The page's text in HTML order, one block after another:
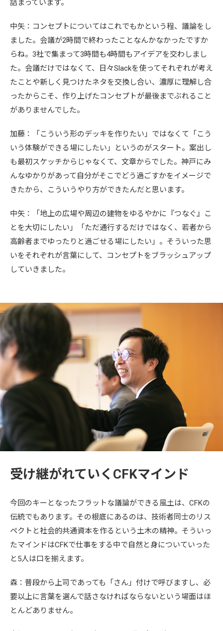
詰まっています。
中矢：コンセプトについてはこれでもかという程、議論をし
ました。会議が2時間で終わったことなんかなかったですか
らね。3社で集まって3時間も4時間もアイデアを交わしまし
た。会議だけではなくて、日々Slackを使ってそれぞれが考え
たことや新しく見つけたネタを交換し合い、濃厚に理解し合
ったからこそ、作り上げたコンセプトが最後までぶれること
がありませんでした。
加藤：「こういう形のデッキを作りたい」ではなくて「こう
いう体験ができる場にしたい」というのがスタート。案出し
も最初スケッチからじゃなくて、文章からでした。神戸にみ
んなゆかりがあって自分がそこでどう過ごすかをイメージで
きたから、こういうやり方ができたんだと思います。
中矢：「地上の広場や周辺の建物をゆるやかに『つなぐ』こ
とを大切にしたい」「ただ通行するだけではなく、若者から
高齢者までゆったりと過ごせる場にしたい」。そういった思
いをそれぞれが言葉にして、コンセプトをブラッシュアップ
していきました。
受け継がれていくCFKマインド
今回のキーとなったフラットな議論ができる風土は、CFKの
伝統でもあります。その根底にあるのは、技術者同士のリス
ペクトと社会的共通資本を作るという土木の精神。そういっ
たマインドはCFKで仕事をする中で自然と身についていった
と5人は口を揃えます。
森：普段から上司であっても「さん」付けで呼びますし、必
要以上に言葉を選んで話さなければならないという場面はほ
とんどありません。